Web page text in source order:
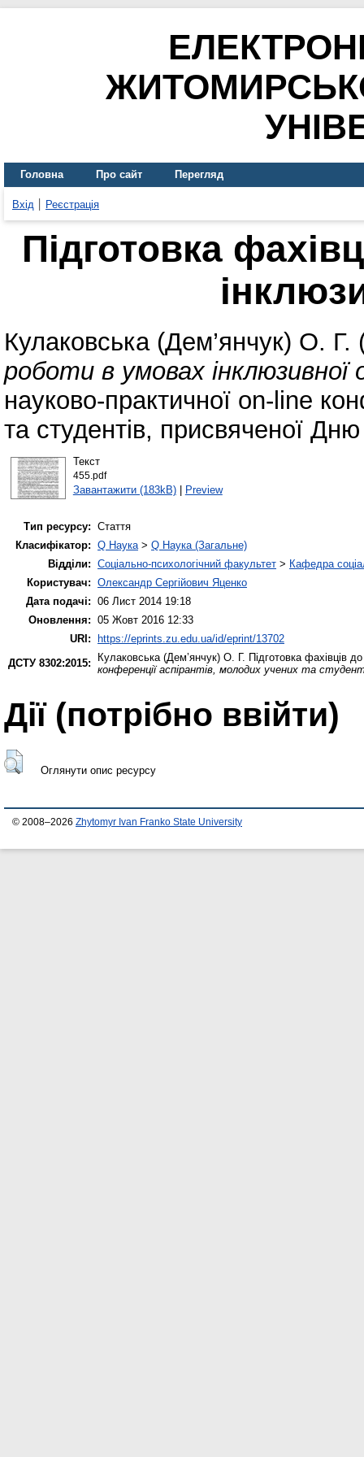
Головна Про сайт Перегляд
Вхід Реєстрація
Підготовка
Кулаковська (Дем’янчук) О. Г.
роботи в умовах інклюзивної
науково-практичної on-line
та студентів, присвяченої
Текст
455.pdf
Завантажити (183kB)| Preview
Тип ресурсу: Стаття
Класифікатор: Q Наука> Q Наука (Загальне)
Відділи: Соціально-психологічний факультет > Кафедра
Користувач: Олександр Сергійович Яценко
Дата подачі: 06 Лист 2014 19:18
Оновлення: 05 Жовт 2016 12:33
URI:
https://eprints.zu.edu.ua/id/eprint/13702
ДСТУ 8302:2015:
Кулаковська (Дем’янчук) О. Г. Підготовка фахівців
конференції аспірантів, молодих учених та
Дії ​​(потрібно ввійти)
Оглянути опис ресурсу
© 2008–2026 Zhytomyr Ivan Franko State University